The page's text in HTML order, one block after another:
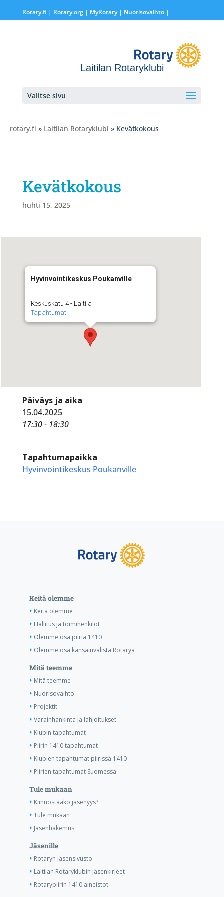
Rotary.fi | Rotary.org| MyRotary | Nuorisovaihto|
Laitilan Rotaryklubi
Valitse sivu
rotary.fi » Laitilan Rotaryklubi » Kevätkokous
Kevätkokous
huhti 15, 2025
Hyvinvointikeskus Poukanville
Keskuskatu 4 - Laitila
Tapahtumat
Päiväys ja aika
15.04.2025
17:30 - 18:30
Tapahtumapaikka
Hyvinvointikeskus Poukanville
Keitä olemme
Keitä olemme
Hallitus ja toimihenkilöt
Olemme osa piiriä 1410
Olemme osa kansainvälistä Rotarya
Mitä teemme
Mitä teemme
Nuorisovaihto
Projektit
Varainhankinta ja lahjoitukset
Klubin tapahtumat
Piirin 1410 tapahtumat
Klubien tapahtumat piirissä 1410
Piirien tapahtumat Suomessa
Tule mukaan
Kiinnostaako jäsenyys?
Tule mukaan
Jäsenhakemus
Jäsenille
Rotaryn jäsensivusto
Laitilan Rotaryklubin jäsenkirjeet
Rotarypiirin 1410 aineistot